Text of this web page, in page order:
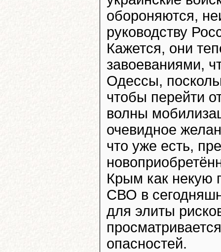
обороняются,
руководству
Кажется, они
завоеваниями,
Одессы,
чтобы перейти
волны
очевидное
что уже есть,
Крым как некую
СВО в
для элиты
опасностей.